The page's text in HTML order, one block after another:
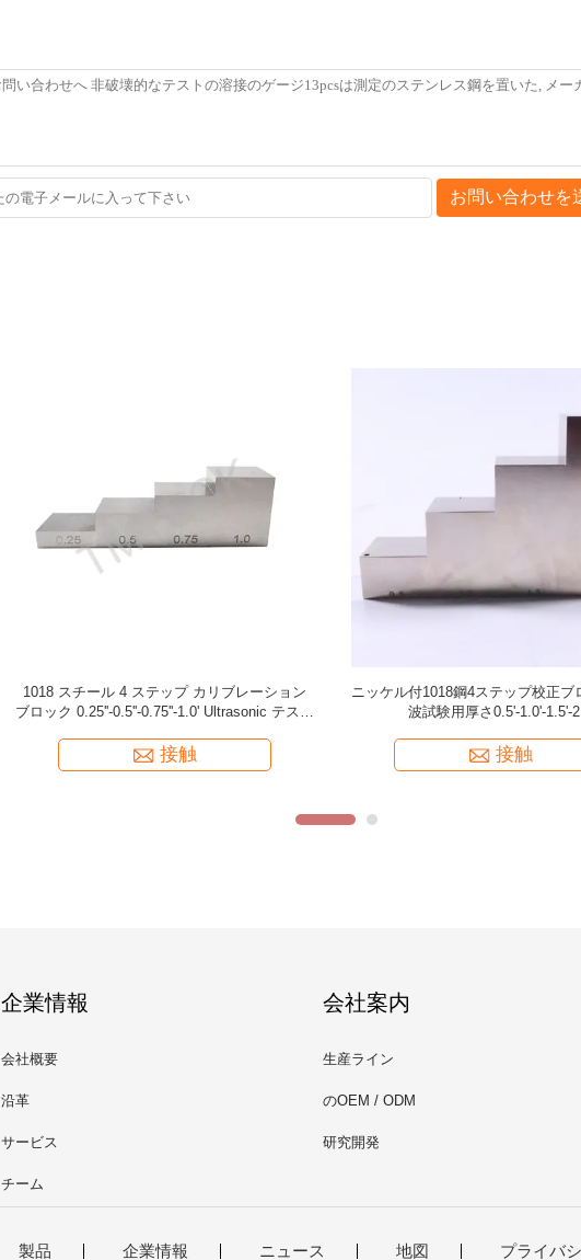
お問い合わせを
7pcs/セット 溶接計 溶接検査ツール 溶接計 セ
ット
接触
Tmteck製 TE10-F2.5-J6 エンコー
スキャナー用互換
接触
企業情報
会社概要
沿革
サービス
チーム
会社案内
生産ライン
のOEM / ODM
研究開発
製品 企業情報 ニュース 地図 プライバ